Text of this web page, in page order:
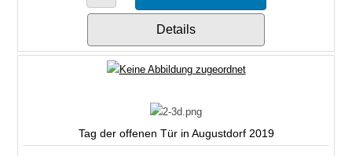
Details
Tag der offenen Tür in Augustdorf 2019